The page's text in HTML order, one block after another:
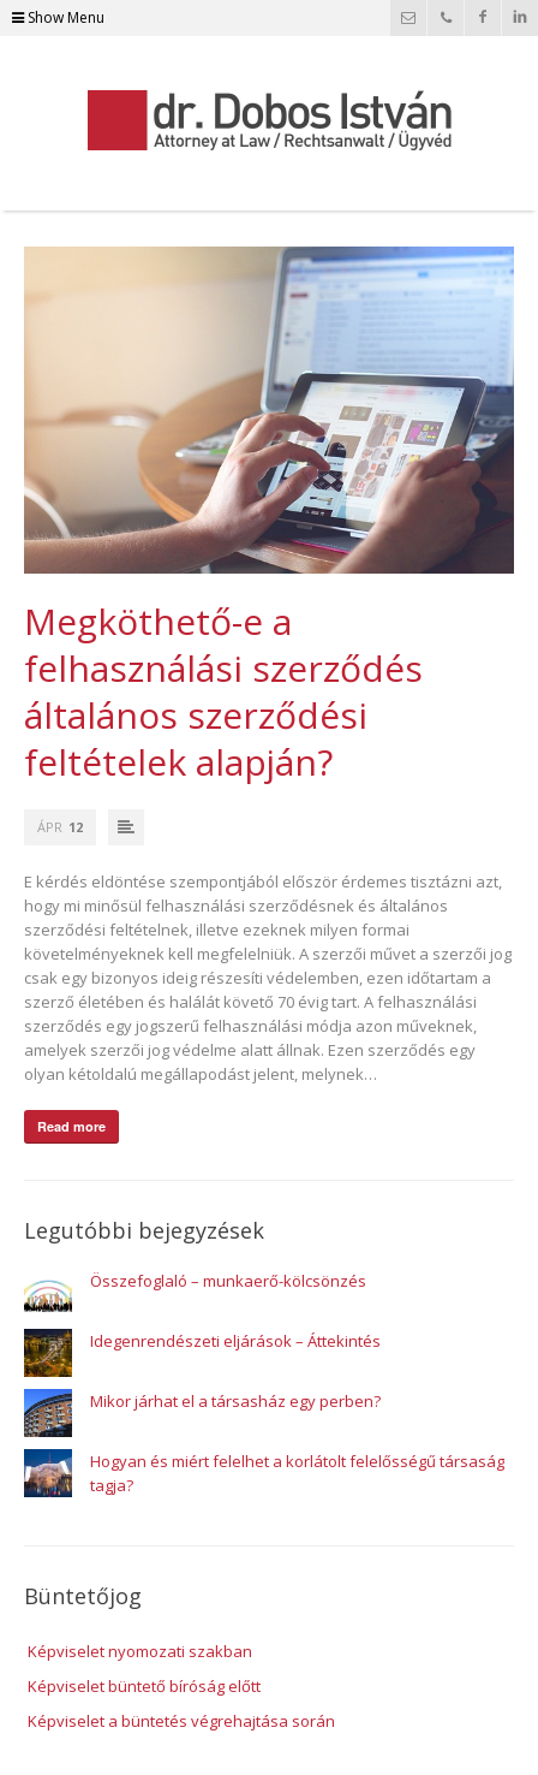
Show Menu
Megköthető-e a
felhasználási szerződés
általános szerződési
feltételek alapján?
ÁPR 12
E kérdés eldöntése szempontjából először érdemes tisztázni azt,
hogy mi minősül felhasználási szerződésnek és általános
szerződési feltételnek, illetve ezeknek milyen formai
követelményeknek kell megfelelniük. A szerzői művet a szerzői jog
csak egy bizonyos ideig részesíti védelemben, ezen időtartam a
szerző életében és halálát követő 70 évig tart. A felhasználási
szerződés egy jogszerű felhasználási módja azon műveknek,
amelyek szerzői jog védelme alatt állnak. Ezen szerződés egy
olyan kétoldalú megállapodást jelent, melynek…
Read more
Legutóbbi bejegyzések
Összefoglaló – munkaerő-kölcsönzés
Idegenrendészeti eljárások – Áttekintés
Mikor járhat el a társasház egy perben?
Hogyan és miért felelhet a korlátolt felelősségű társaság
tagja?
Büntetőjog
Képviselet nyomozati szakban
Képviselet büntető bíróság előtt
Képviselet a büntetés végrehajtása során